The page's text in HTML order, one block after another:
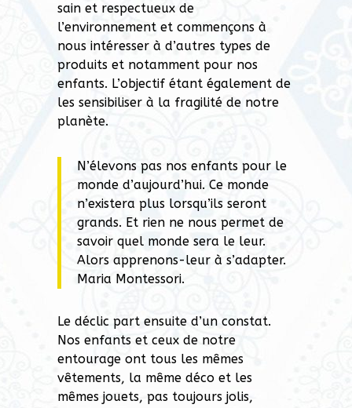
sain et respectueux de
l’environnement et commençons à
nous intéresser à d’autres types de
produits et notamment pour nos
enfants. L’objectif étant également de
les sensibiliser à la fragilité de notre
planète.
N’élevons pas nos enfants pour le
monde d’aujourd’hui. Ce monde
n’existera plus lorsqu’ils seront
grands. Et rien ne nous permet de
savoir quel monde sera le leur.
Alors apprenons-leur à s’adapter.
Maria Montessori.
Le déclic part ensuite d’un constat.
Nos enfants et ceux de notre
entourage ont tous les mêmes
vêtements, la même déco et les
mêmes jouets, pas toujours jolis,